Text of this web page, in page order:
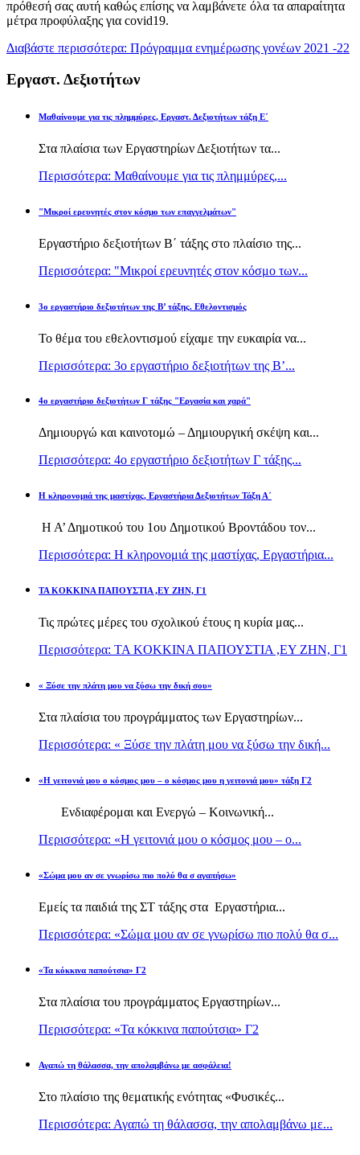
πρόθεσή σας αυτή καθώς επίσης να λαμβάνετε όλα τα απαραίτητα
μέτρα προφύλαξης για covid19.
Διαβάστε περισσότερα: Πρόγραμμα ενημέρωσης γονέων 2021 -22
Εργαστ. Δεξιοτήτων
Μαθαίνουμε για τις πλημμύρες, Εργαστ. Δεξιοτήτων τάξη Ε΄
Στα πλαίσια των Εργαστηρίων Δεξιοτήτων τα...
Περισσότερα: Μαθαίνουμε για τις πλημμύρες,...
"Μικροί ερευνητές στον κόσμο των επαγγελμάτων"
Εργαστήριο δεξιοτήτων Β΄ τάξης στο πλαίσιο της...
Περισσότερα: "Μικροί ερευνητές στον κόσμο των...
3ο εργαστήριο δεξιοτήτων της Β’ τάξης. Εθελοντισμός
Το θέμα του εθελοντισμού είχαμε την ευκαιρία να...
Περισσότερα: 3ο εργαστήριο δεξιοτήτων της Β’...
4ο εργαστήριο δεξιοτήτων Γ τάξης "Εργασία και χαρά"
Δημιουργώ και καινοτομώ – Δημιουργική σκέψη και...
Περισσότερα: 4ο εργαστήριο δεξιοτήτων Γ τάξης...
H κληρονομιά της μαστίχας, Εργαστήρια Δεξιοτήτων Τάξη Α΄
Η Α’ Δημοτικού του 1ου Δημοτικού Βροντάδου τον...
Περισσότερα: H κληρονομιά της μαστίχας, Εργαστήρια...
TA KOKKINA ΠΑΠΟΥΣΤΙΑ ,ΕΥ ΖΗΝ, Γ1
Τις πρώτες μέρες του σχολικού έτους η κυρία μας...
Περισσότερα: TA KOKKINA ΠΑΠΟΥΣΤΙΑ ,ΕΥ ΖΗΝ, Γ1
« Ξύσε την πλάτη μου να ξύσω την δική σου»
Στα πλαίσια του προγράμματος των Εργαστηρίων...
Περισσότερα: « Ξύσε την πλάτη μου να ξύσω την δική...
«Η γειτονιά μου ο κόσμος μου – ο κόσμος μου η γειτονιά μου» τάξη Γ2
Ενδιαφέρομαι και Ενεργώ – Κοινωνική...
Περισσότερα: «Η γειτονιά μου ο κόσμος μου – ο...
«Σώμα μου αν σε γνωρίσω πιο πολύ θα σ αγαπήσω»
Εμείς τα παιδιά της ΣΤ τάξης στα Εργαστήρια...
Περισσότερα: «Σώμα μου αν σε γνωρίσω πιο πολύ θα σ...
«Τα κόκκινα παπούτσια» Γ2
Στα πλαίσια του προγράμματος Εργαστηρίων...
Περισσότερα: «Τα κόκκινα παπούτσια» Γ2
Αγαπώ τη θάλασσα, την απολαμβάνω με ασφάλεια!
Στο πλαίσιο της θεματικής ενότητας «Φυσικές...
Περισσότερα: Αγαπώ τη θάλασσα, την απολαμβάνω με...